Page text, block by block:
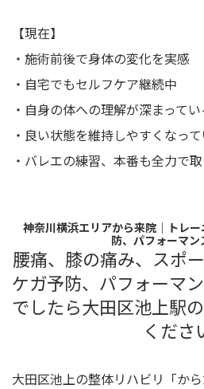
【現在】
・施術前後で身体の変化を実感
・自宅でもセルフケア継続中
・自身の体への理解が深まってい
・良い状態を維持しやすくなっ
・バレエの練習、本番も全力で
神奈川横浜エリアから来院｜トレ
防、パフォーマン
腰痛、膝の痛み、スポ
ケガ予防、パフォーマ
でしたら大田区池上駅
くださ
大田区池上の整体リハビリ「か